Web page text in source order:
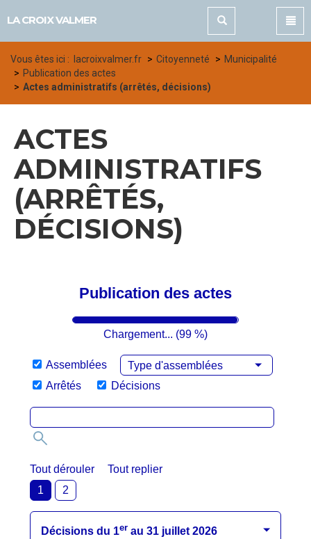
LA CROIX VALMER
Vous êtes ici : lacroixvalmer.fr Citoyenneté
Municipalité
Publication des actes
Actes administratifs (arrêtés, décisions)
ACTES
ADMINISTRATIFS
(ARRÊTÉS,
DÉCISIONS)